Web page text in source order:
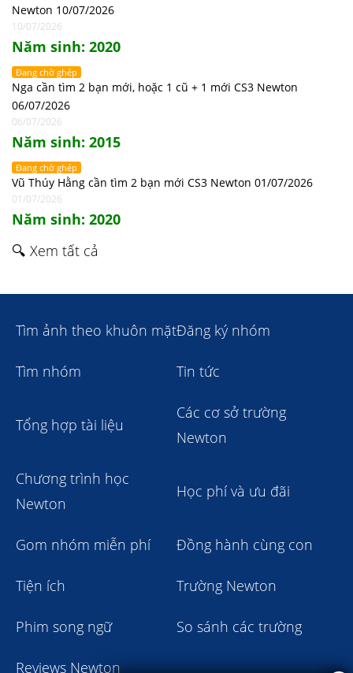
Newton 10/07/2026
10/07/2026
Năm sinh: 2020
Đang chờ ghép
Nga cần tìm 2 bạn mới, hoặc 1 cũ + 1 mới CS3 Newton
06/07/2026
06/07/2026
Năm sinh: 2015
Đang chờ ghép
Vũ Thúy Hằng cần tìm 2 bạn mới CS3 Newton 01/07/2026
01/07/2026
Năm sinh: 2020
🔍 Xem tất cả
Tìm ảnh theo khuôn mặtĐăng ký nhóm
Tìm nhóm Tin tức
Tổng hợp tài liệu
Các cơ sở trường
Newton
Chương trình học
Newton
Học phí và ưu đãi
Gom nhóm miễn phí Đồng hành cùng con
Tiện ích Trường Newton
Phim song ngữ So sánh các trường
Reviews Newton